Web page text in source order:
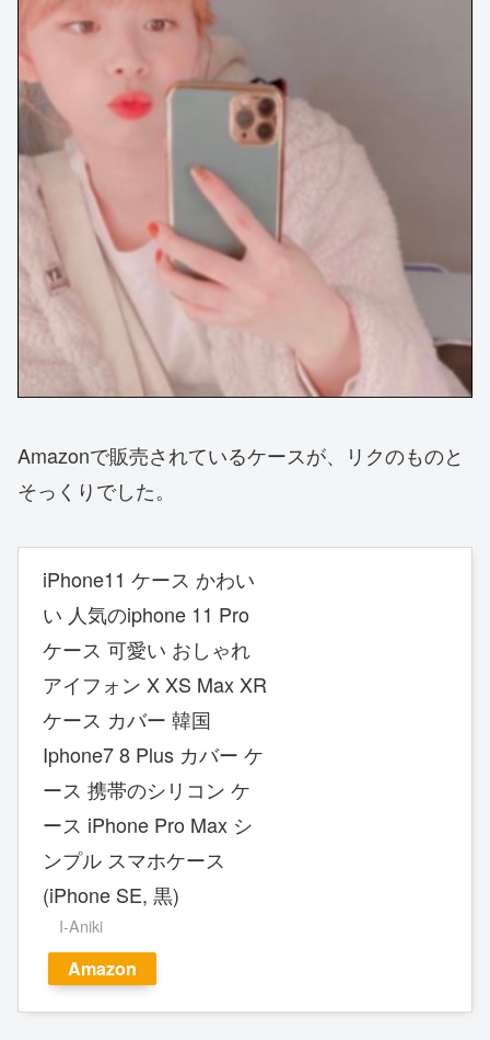
Amazonで販売されているケースが、リクのものと
そっくりでした。
iPhone11 ケース かわい
い 人気のiphone 11 Pro
ケース 可愛い おしゃれ
アイフォン X XS Max XR
ケース カバー 韓国
Iphone7 8 Plus カバー ケ
ース 携帯のシリコン ケ
ース iPhone Pro Max シ
ンプル スマホケース
(iPhone SE, 黒)
I-Aniki
Amazon